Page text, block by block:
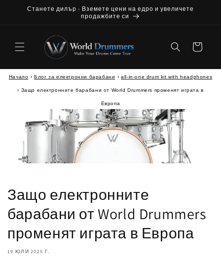
Прескочи до
Станете дилър - Вземете цени на едро и увеличете
продажбите си
Количка
Начало ›Блог за електронни барабани ›all-in-one drum kit with headphones
› Защо електронните барабани от World Drummers променят играта в
Европа
Защо електронните
барабани от World Drummers
променят играта в Европа
19 ЮЛИ 2025 Г.